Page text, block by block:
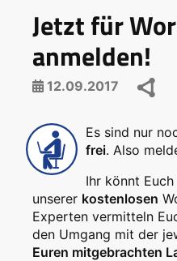
Jetzt für
anmelden!
12.09.2017
Es sind nur
frei. Also
Ihr könnt
unserer kostenlosen
Experten vermitteln
den Umgang mit der
Euren mitgebrachten